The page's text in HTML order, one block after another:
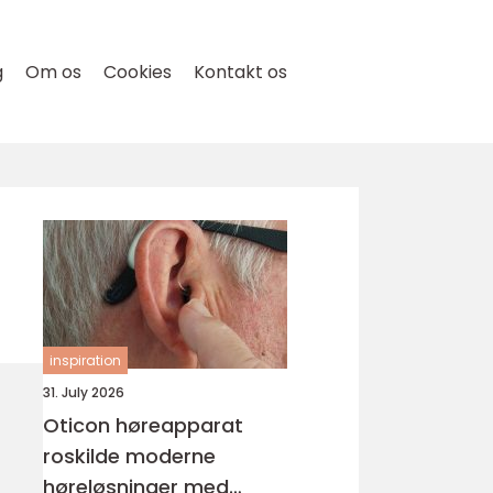
Om os Cookies Kontakt os
inspiration
31. July 2026
Oticon høreapparat
roskilde moderne
høreløsninger med